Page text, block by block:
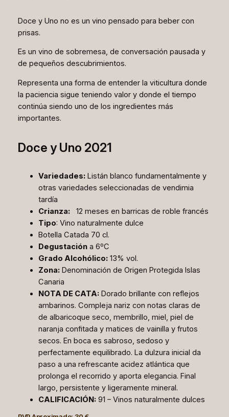
Doce y Uno no es un vino pensado para beber con
prisas.
Es un vino de sobremesa, de conversación pausada y
de pequeños descubrimientos.
Representa una forma de entender la viticultura donde
la paciencia sigue teniendo valor y donde el tiempo
continúa siendo uno de los ingredientes más
importantes.
Doce y Uno 2021
Variedades:Listán blanco fundamentalmente y
otras variedades seleccionadas de vendimia
tardía
Crianza:12 meses en barricas de roble francés
Tipo: Vino naturalmente dulce
Botella Catada 70 cl.
Degustacióna 6ºC
Grado Alcohólico:13% vol.
Zona:Denominación de Origen Protegida Islas
Canaria
NOTA DE CATA:Dorado brillante con reflejos
ambarinos. Compleja nariz con notas claras de
de albaricoque seco, membrillo, miel, piel de
naranja confitada y matices de vainilla y frutos
secos. En boca es sabroso, sedoso y
perfectamente equilibrado. La dulzura inicial da
paso a una refrescante acidez atlántica que
prolonga el recorrido y aporta elegancia. Final
largo, persistente y ligeramente mineral.
CALIFICACIÓN:91 – Vinos naturalmente dulces